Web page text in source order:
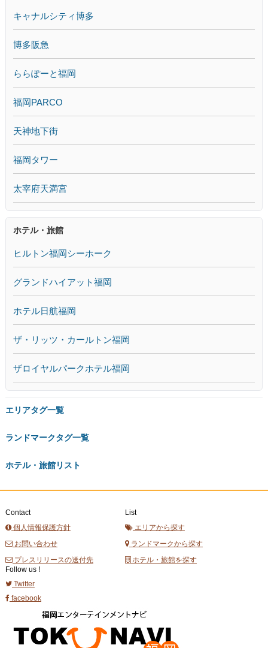
キャナルシティ博多
博多阪急
ららぽーと福岡
福岡PARCO
天神地下街
福岡タワー
太宰府天満宮
ホテル・旅館
ヒルトン福岡シーホーク
グランドハイアット福岡
ホテル日航福岡
ザ・リッツ・カールトン福岡
ザロイヤルパークホテル福岡
エリアタグ一覧
ランドマークタグ一覧
ホテル・旅館リスト
Contact
個人情報保護方針
お問い合わせ
プレスリリースの送付先
List
エリアから探す
ランドマークから探す
ホテル・旅館を探す
Follow us !
Twitter
facebook